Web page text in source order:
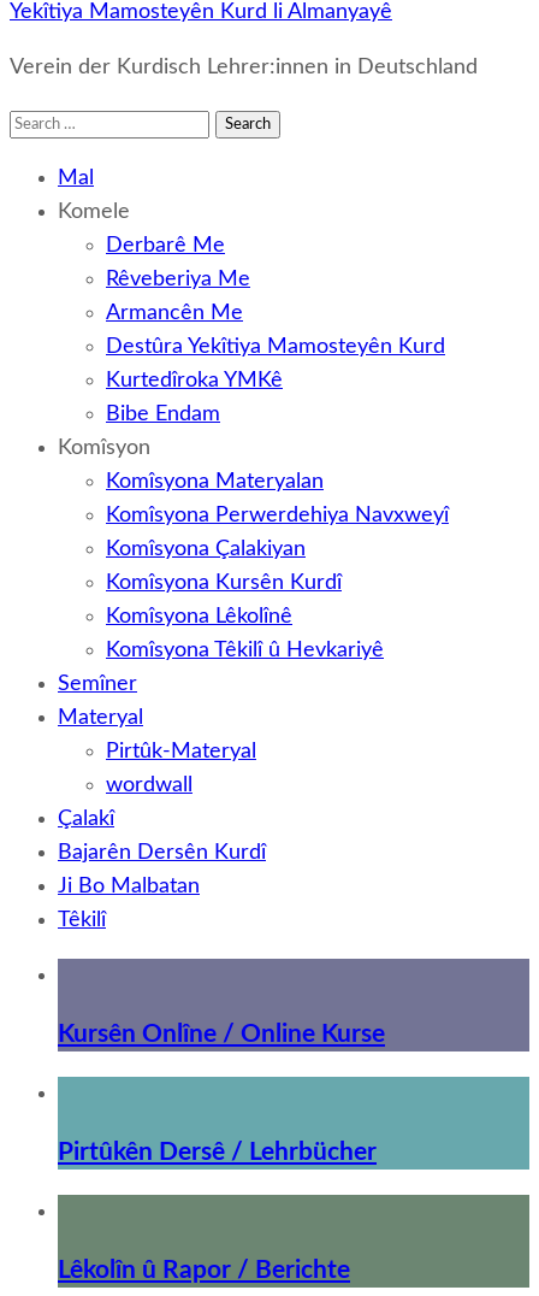
Yekîtiya Mamosteyên Kurd li Almanyayê
Verein der Kurdisch Lehrer:innen in Deutschland
Search
Mal
Komele
Derbarê Me
Rêveberiya Me
Armancên Me
Destûra Yekîtiya Mamosteyên Kurd
Kurtedîroka YMKê
Bibe Endam
Komîsyon
Komîsyona Materyalan
Komîsyona Perwerdehiya Navxweyî
Komîsyona Çalakiyan
Komîsyona Kursên Kurdî
Komîsyona Lêkolînê
Komîsyona Têkilî û Hevkariyê
Semîner
Materyal
Pirtûk-Materyal
wordwall
Çalakî
Bajarên Dersên Kurdî
Ji Bo Malbatan
Têkilî
Kursên Onlîne / Online Kurse
Pirtûkên Dersê / Lehrbücher
Lêkolîn û Rapor / Berichte